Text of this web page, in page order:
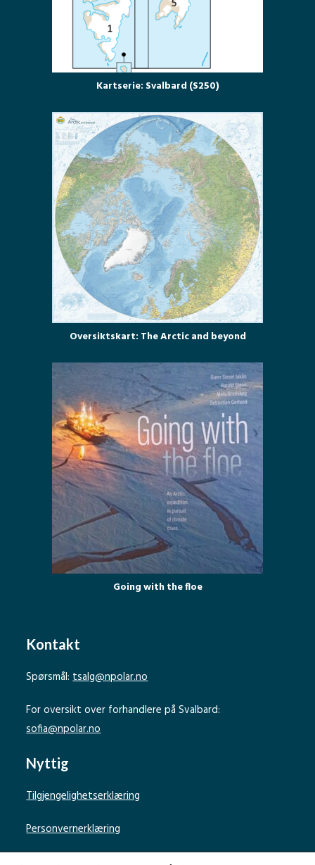
Kartserie: Svalbard (S250)
Oversiktskart: The Arctic and beyond
Going with the floe
Kontakt
Spørsmål:tsalg@npolar.no
For oversikt over forhandlere på Svalbard:
sofia@npolar.no
Nyttig
Tilgjengelighetserklæring
Personvernerklæring